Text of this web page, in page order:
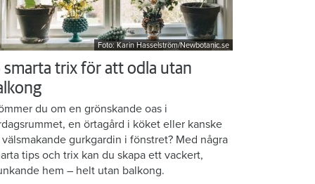
Foto: Karin Hasselström/Newbotanic.se
smarta trix för att odla utan
du om en grönskande oas i
en örtagård i köket eller kanske
gurkgardin i fönstret? Med några
tips och trix kan du skapa ett vackert,
hem – helt utan balkong.